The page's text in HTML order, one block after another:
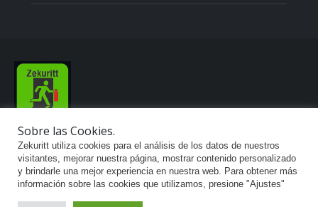
Zekuritt TM; Copyright 2021. Derechos Reservados.
Sobre las Cookies.
Zekuritt utiliza cookies para el análisis de los datos de nuestros
visitantes, mejorar nuestra página, mostrar contenido personalizado
y brindarle una mejor experiencia en nuestra web. Para obtener más
información sobre las cookies que utilizamos, presione "Ajustes"